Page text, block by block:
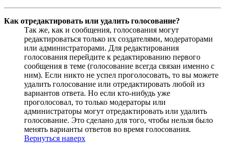
Как отредактировать или удалить голосование?
Так же, как и сообщения, голосования могут
редактироваться только их создателями, модераторами
или администраторами. Для редактирования
голосования перейдите к редактированию первого
сообщения в теме (голосование всегда связан именно с
ним). Если никто не успел проголосовать, то вы можете
удалить голосование или отредактировать любой из
вариантов ответа. Но если кто-нибудь уже
проголосовал, то только модераторы или
администраторы могут отредактировать или удалить
голосование. Это сделано для того, чтобы нельзя было
менять варианты ответов во время голосования.
Вернуться наверх